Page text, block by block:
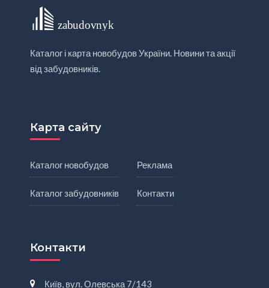
Каталог і карта новобудов України. Новини та акції
від забудовників.
Карта сайту
Каталог новобудов
Каталог забудовників
Реклама
Контакти
Контакти
Київ, вул. Олевська 7/143